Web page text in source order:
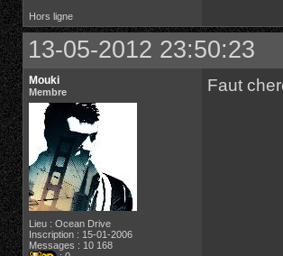
Hors ligne
13-05-2012 23:50:23
Mouki
Membre
Lieu : Ocean Drive
Inscription : 15-01-2006
Messages : 10 168
Faut